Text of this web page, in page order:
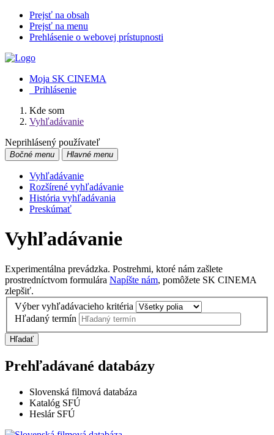
Prejsť na obsah
Prejsť na menu
Prehlásenie o webovej prístupnosti
Moja SK CINEMA
Prihlásenie
Kde som
Vyhľadávanie
Neprihlásený používateľ
Bočné menu Hlavné menu
Vyhľadávanie
Rozšírené vyhľadávanie
História vyhľadávania
Preskúmať
Vyhľadávanie
Experimentálna prevádzka. Postrehmi, ktoré nám zašlete
prostredníctvom formulára Napíšte nám, pomôžete SK CINEMA
zlepšiť.
Výber vyhľadávacieho kritéria
Hľadaný termín
Hľadať
Prehľadávané databázy
Slovenská filmová databáza
Katalóg SFÚ
Heslár SFÚ